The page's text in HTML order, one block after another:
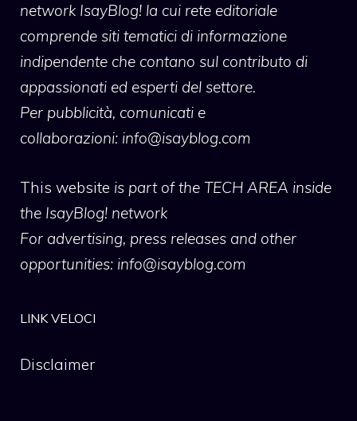
network IsayBlog! la cui rete editoriale
comprende siti tematici di informazione
indipendente che contano sul contributo di
appassionati ed esperti del settore.
Per pubblicità, comunicati e
collaborazioni: info@isayblog.com
This website is part of the TECH AREA inside
the IsayBlog! network
For advertising, press releases and other
opportunities: info@isayblog.com
LINK VELOCI
Disclaimer